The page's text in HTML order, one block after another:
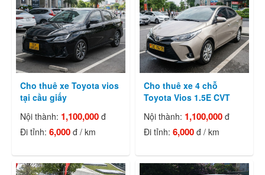
Cho thuê xe Toyota vios
tại cầu giấy
Nội thành: 1,100,000 đ
Đi tỉnh:6,000 đ / km
Cho thuê xe 4 chỗ
Toyota Vios 1.5E CVT
Nội thành: 1,100,000 đ
Đi tỉnh:6,000 đ / km